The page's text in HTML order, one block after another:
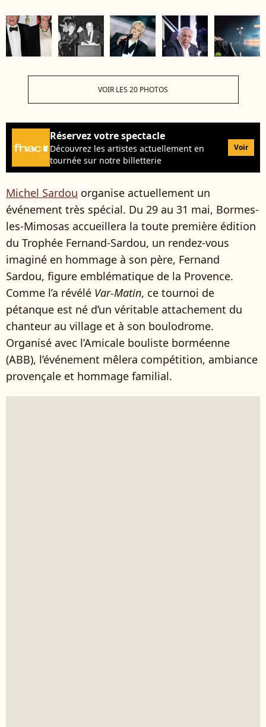
VOIR LES 20 PHOTOS
Réservez votre spectacle
Découvrez les artistes actuellement en
tournée sur notre billetterie
Voir
Michel Sardou organise actuellement un
événement très spécial. Du 29 au 31 mai, Bormes-
les-Mimosas accueillera la toute première édition
du Trophée Fernand-Sardou, un rendez-vous
imaginé en hommage à son père, Fernand
Sardou, figure emblématique de la Provence.
Comme l’a révélé Var-Matin, ce tournoi de
pétanque est né d’un véritable attachement du
chanteur au village et à son boulodrome.
Organisé avec l’Amicale bouliste borméenne
(ABB), l’événement mêlera compétition, ambiance
provençale et hommage familial.